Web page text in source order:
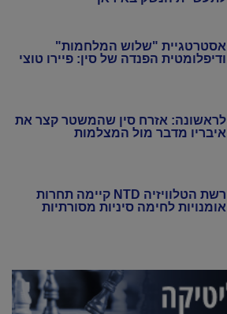
אסטרטגיית "שלוש המלחמות"
ודיפלומטית הפנדה של סין: פיירו טוצי
לראשונה: אזרח סין שהמשטר קצר את
איבריו מדבר מול המצלמות
רשת הטלוויזיה NTD קיימה תחרות
אומנויות לחימה סיניות מסורתיות